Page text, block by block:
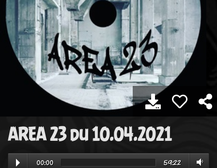
AREA 23 du 10.04.2021
00:00 59:22